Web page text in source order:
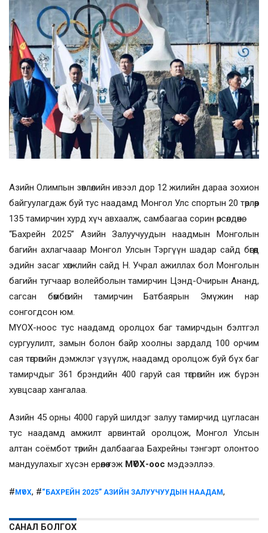
Азийн Олимпын зөвлөлийн ивээл дор 12 жилийн дараа зохион
байгуулагдаж буй тус наадамд Монгол Улс спортын 20 төрлөөр
135 тамирчин хурд хүч авхаалж, самбаагаа сорин өрсөлдөнө.
“Бахрейн 2025” Азийн Залуучуудын наадмын Монголын
багийн ахлагчааар Монгол Улсын Тэргүүн шадар сайд бөгөөд
эдийн засаг хөгжлийн сайд Н. Учрал ажиллах бол Монголын
багийн тугчаар волейболын тамирчин Цэнд-Очирын Ананд,
сагсан бөмбөгийн тамирчин Батбаярын Эмүжин нар
сонгогдсон юм.
МҮОХ-ноос тус наадамд оролцох баг тамирчдын бэлтгэл
сургуулилт, замын болон байр хоолны зардалд 100 орчим
сая төгрөгийн дэмжлэг үзүүлж, наадамд оролцож буй бүх баг
тамирчдыг 361 брэндийн 400 гаруй сая төгрөгийн иж бүрэн
хувцсаар хангалаа.
Азийн 45 орны 4000 гаруй шилдэг залуу тамирчид цугласан
тус наадамд амжилт арвинтай оролцож, Монгол Улсын
алтан соёмбот төрийн далбаагаа Бахрейны тэнгэрт олонтоо
мандуулахыг хүсэн ерөөлөө гэж МҮОХ-оос мэдээллээ.
#МҮОХ, #“БАХРЕЙН 2025” АЗИЙН ЗАЛУУЧУУДЫН НААДАМ,
САНАЛ БОЛГОХ